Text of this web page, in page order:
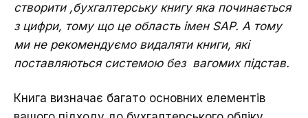
створити ,бухгалтерську книгу яка починається
з цифри, тому що це область імен SAP. А тому
ми не рекомендуємо видаляти книги, які
поставляються системою без вагомих підстав.
Книга визначає багато основних елементів